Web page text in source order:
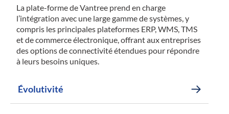
La plate-forme de Vantree prend en charge
l’intégration avec une large gamme de systèmes, y
compris les principales plateformes ERP, WMS, TMS
et de commerce électronique, offrant aux entreprises
des options de connectivité étendues pour répondre
à leurs besoins uniques.
Évolutivité